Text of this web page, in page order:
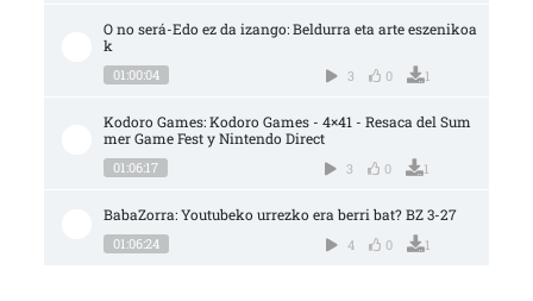
O no será-Edo ez da izango: Beldurra eta arte eszenikoa
k
01:00:04 3 0 1
Kodoro Games: Kodoro Games - 4×41 - Resaca del Sum
mer Game Fest y Nintendo Direct
01:06:17 3 0 1
BabaZorra: Youtubeko urrezko era berri bat? BZ 3-27
01:06:24 4 0 1